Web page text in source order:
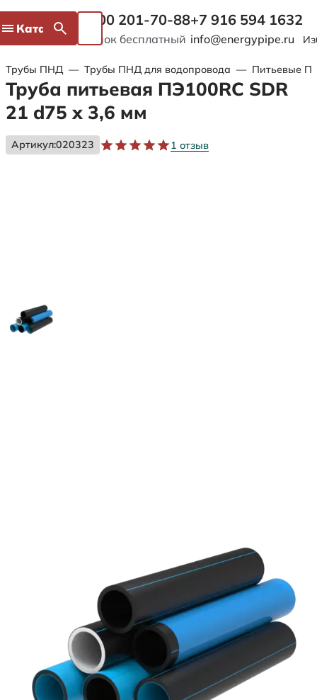
Каталог 8 800 201-70-88
Звонок бесплатный
+7 916 594 1632
info@energypipe.ru
Трубы ПНД — Трубы ПНД для водопровода — Питьевые
Труба питьевая ПЭ100RC SDR
21 d75 х 3,6 мм
Артикул:020323 1 отзыв